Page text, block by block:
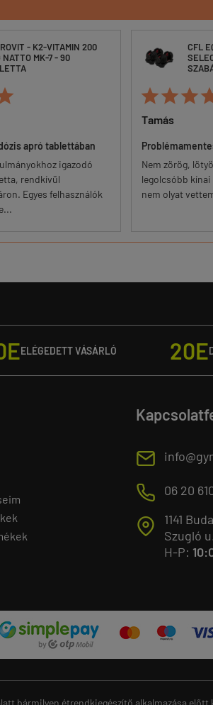
- K2-VITAMIN 200
NATTO MK-7 - 90
apró tablettában
igazodó
rendkívül
Egyes felhasználók
CFL

Tamás
Nem zörög,
legolcsóbb
nem olyat
ELÉGEDETT VÁSÁRLÓ 20E
E
M 06 20 610
T
1141
Szugló
H-P:
bármilyen étrendkiegészítő alkalmazása